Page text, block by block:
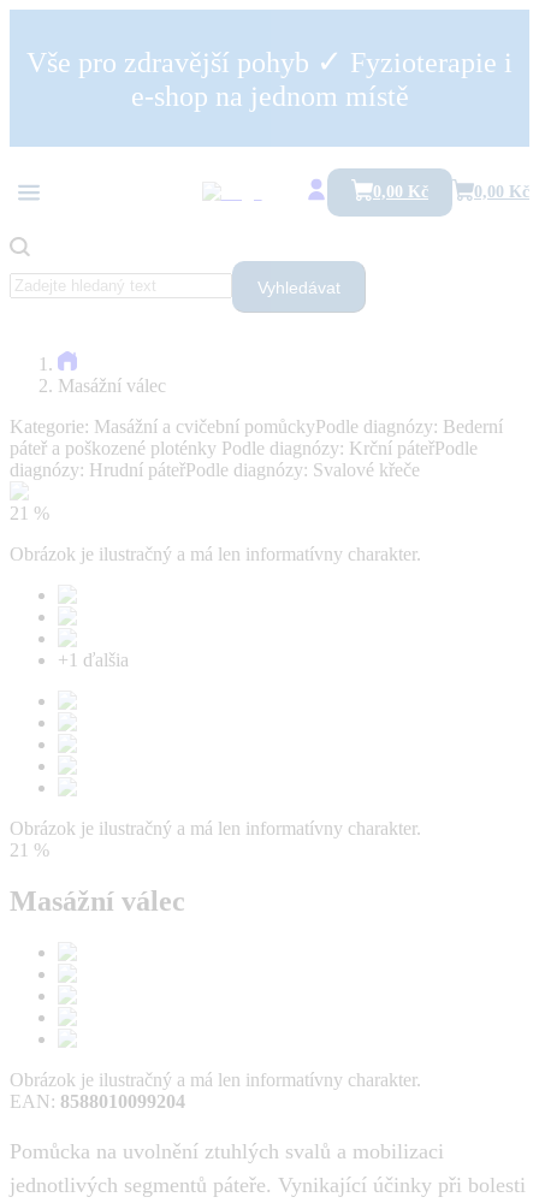
Vše pro zdravější pohyb ✓ Fyzioterapie i
e-shop na jednom místě
Vyhledávat
0,00 Kč 0,00 Kč
Masážní válec
Kategorie: Masážní a cvičební pomůckyPodle diagnózy: Bederní
páteř a poškozené ploténky Podle diagnózy: Krční páteřPodle
diagnózy: Hrudní páteřPodle diagnózy: Svalové křeče
21 %
Obrázok je ilustračný a má len informatívny charakter.
+1 ďalšia
Obrázok je ilustračný a má len informatívny charakter.
21 %
Masážní válec
Obrázok je ilustračný a má len informatívny charakter.
EAN: 8588010099204
Pomůcka na uvolnění ztuhlých svalů a mobilizaci
jednotlivých segmentů páteře. Vynikající účinky při bolesti